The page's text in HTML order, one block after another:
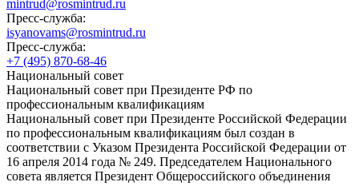
mintrud@rosmintrud.ru
Пресс-служба:
isyanovams@rosmintrud.ru
Пресс-служба:
+7 (495) 870-68-46
Национальный совет
Национальный совет при Президенте РФ по
профессиональным квалификациям
Национальный совет при Президенте Российской Федерации
по профессиональным квалификациям был создан в
соответствии с Указом Президента Российской Федерации от
16 апреля 2014 года № 249. Председателем Национального
совета является Президент Общероссийского объединения